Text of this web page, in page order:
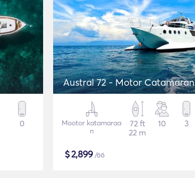
0
Austral 72 - Motor Catamaran
Mootor katamaraa
n
72 ft
22 m
10 3
$2,899/öö